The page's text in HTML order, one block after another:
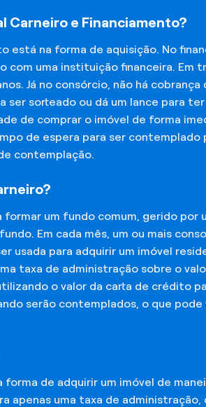
Carneiro e Financiamento?
na forma de aquisição. No
uma instituição financeira. Em
Já no consórcio, não há cobrança
ser sorteado ou dá um lance para
de comprar o imóvel de forma
de espera para ser
contemplação.
um fundo comum, gerido por
Em cada mês, um ou mais
usada para adquirir um imóvel
taxa de administração sobre o
o valor da carta de crédito
serão contemplados, o que
de adquirir um imóvel de
apenas uma taxa de